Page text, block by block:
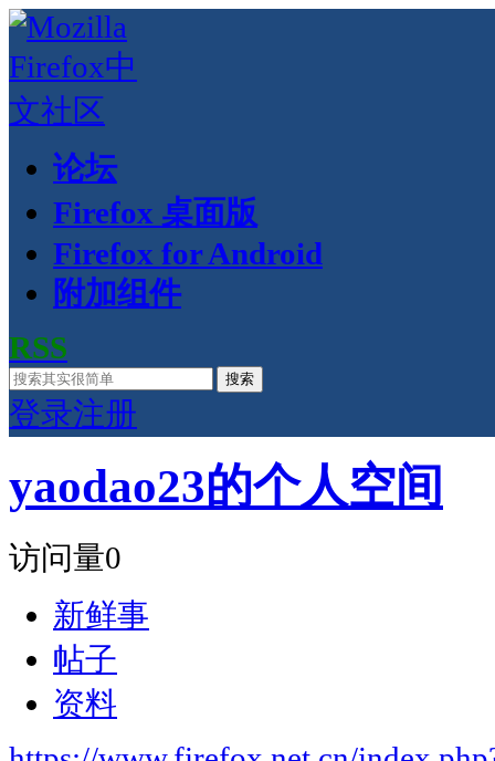
论坛
Firefox 桌面版
Firefox for Android
附加组件
RSS
搜索
登录注册
yaodao23的个人空间
访问量0
新鲜事
帖子
资料